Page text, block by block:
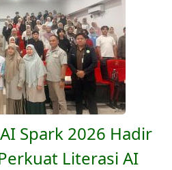
Spark 2026 Hadir
Literasi AI